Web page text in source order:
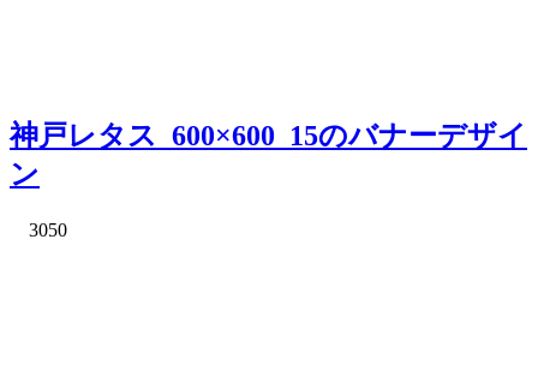
神戸レタス_600×600_15のバナーデザイ
ン
3050